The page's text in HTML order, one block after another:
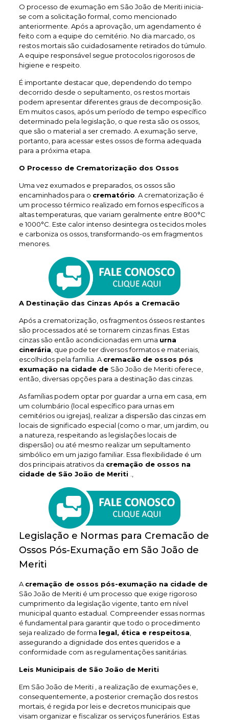
O processo de exumação em São João de Meriti inicia-
se com a solicitação formal, como mencionado
anteriormente. Após a aprovação, um agendamento é
feito com a equipe do cemitério. No dia marcado, os
restos mortais são cuidadosamente retirados do túmulo.
A equipe responsável segue protocolos rigorosos de
higiene e respeito.
É importante destacar que, dependendo do tempo
decorrido desde o sepultamento, os restos mortais
podem apresentar diferentes graus de decomposição.
Em muitos casos, após um período de tempo específico
determinado pela legislação, o que resta são os ossos,
que são o material a ser cremado. A exumação serve,
portanto, para acessar estes ossos de forma adequada
para a próxima etapa.
O Processo de Crematorização dos Ossos
Uma vez exumados e preparados, os ossos são
encaminhados para o crematório . A crematorização é
um processo térmico realizado em fornos específicos a
altas temperaturas, que variam geralmente entre 800°C
e 1000°C. Este calor intenso desintegra os tecidos moles
e carboniza os ossos, transformando-os em fragmentos
menores.
A Destinação das Cinzas Após a Cremacão
Após a crematorização, os fragmentos ósseos restantes
são processados até se tornarem cinzas finas. Estas
cinzas são então acondicionadas em uma urna
cinerária , que pode ter diversos formatos e materiais,
escolhidos pela família. A cremacão de ossos pós
exumação na cidade de São João de Meriti oferece,
então, diversas opções para a destinação das cinzas.
As famílias podem optar por guardar a urna em casa, em
um columbário (local específico para urnas em
cemitérios ou igrejas), realizar a dispersão das cinzas em
locais de significado especial (como o mar, um jardim, ou
a natureza, respeitando as legislações locais de
dispersão) ou até mesmo realizar um sepultamento
simbólico em um jazigo familiar. Essa flexibilidade é um
dos principais atrativos da cremação de ossos na
cidade de São João de Meriti
Legislação e Normas para Cremacão de
Ossos Pós-Exumação em São João de
Meriti
A cremação de ossos pós-exumação na cidade de
São João de Meriti é um processo que exige rigoroso
cumprimento da legislação vigente, tanto em nível
municipal quanto estadual. Compreender essas normas
é fundamental para garantir que todo o procedimento
seja realizado de forma legal, ética e respeitosa
assegurando a dignidade dos entes queridos e a
conformidade com as regulamentações sanitárias.
Leis Municipais de São João de Meriti
Em São João de Meriti , a realização de exumações e,
consequentemente, a posterior cremação dos restos
mortais, é regida por leis e decretos municipais que
visam organizar e fiscalizar os serviços funerários. Estas